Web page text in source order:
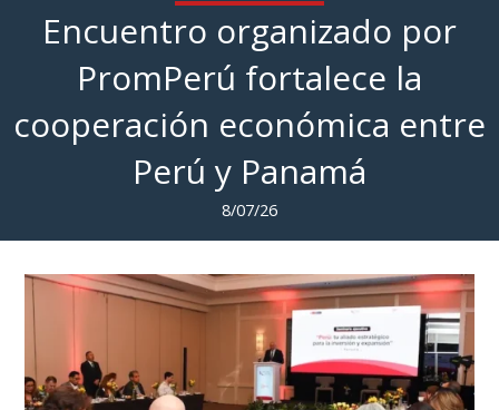
Encuentro organizado por
PromPerú fortalece la
cooperación económica entre
Perú y Panamá
8/07/26